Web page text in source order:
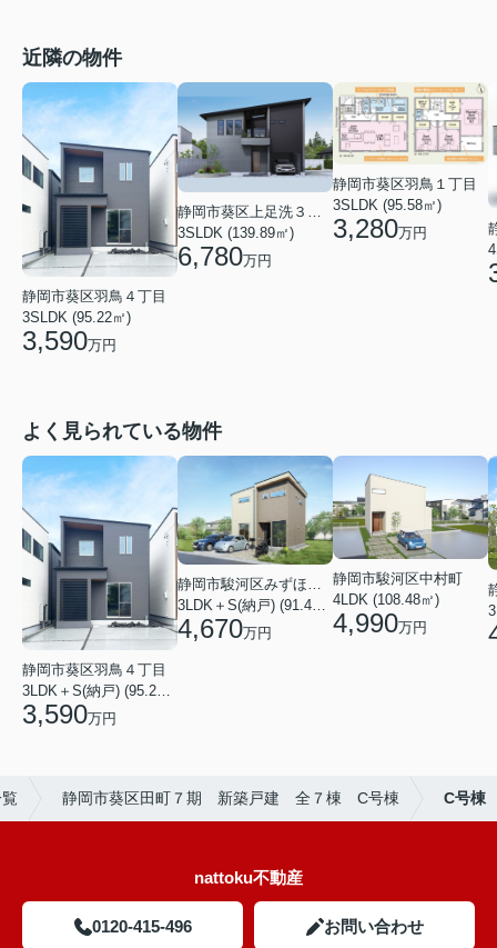
近隣の物件
静岡市葵区羽鳥４丁目
3SLDK (95.22㎡)
3,590万円
3SLDK (139.89㎡)
6,780万円
静岡市葵区羽鳥１丁目
3SLDK (95.58㎡)
3,280万円
よく見られている物件
静岡市葵区羽鳥４丁目
3LDK＋S(納戸) (95.22㎡)
3,590万円
4,670万円
静岡市駿河区中村町
4LDK (108.48㎡)
4,990万円
静岡市葵区田町７期 新築戸建 全７棟 C号棟 C号棟
nattoku不動産
0120-415-496 お問い合わせ